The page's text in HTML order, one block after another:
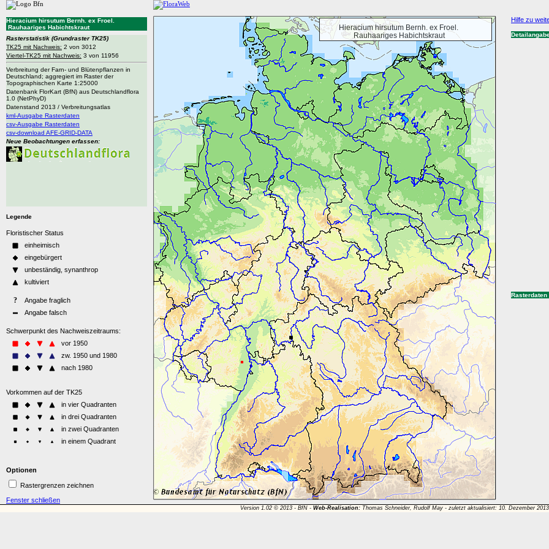
Hieracium hirsutum Bernh. ex Froel.
Rauhaariges Habichtskraut
Rasterdaten
Hieracium hirsutum Bernh. ex Froel.
Rauhaariges Habichtskraut
Rasterstatistik (Grundraster TK25)
TK25 mit Nachweis: 2 von 3012
Viertel-TK25 mit Nachweis: 3 von 11956
Verbreitung der Farn- und Blütenpflanzen in
Deutschland; aggregiert im Raster der
Topographischen Karte 1:25000
Datenbank FlorKart (BfN) aus Deutschlandflora
1.0 (NetPhyD)
Datenstand 2013 / Verbreitungsatlas
kml-Ausgabe Rasterdaten
csv-Ausgabe Rasterdaten
csv-download AFE-GRID-DATA
Neue Beobachtungen erfassen:
Legende
Optionen
Rastergrenzen zeichnen
Fenster schließen
Hilfe zu
Version 1.02 © 2013 - BfN - Web-Realisation: Thomas Schneider, Rudolf May - zuletzt aktualisiert: 10. Dezember